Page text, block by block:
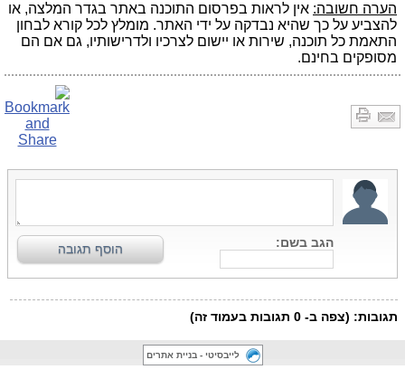
הערה חשובה: אין לראות בפרסום התוכנה באתר בגדר המלצה, או
להצביע על כך שהיא נבדקה על ידי האתר. מומלץ לכל קורא לבחון
התאמת כל תוכנה, שירות או יישום לצרכיו ולדרישותיו, גם אם הם
מסופקים בחינם.
לייבסיטי - בניית אתרים